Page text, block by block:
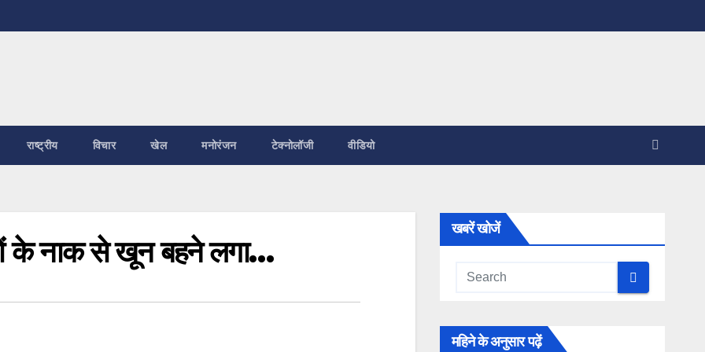
राष्ट्रीय विचार खेल मनोरंजन टेक्नोलॉजी वीडियो
के नाक से खून बहने लगा…
खबरें खोजें
महिने के अनुसार पढ़ें